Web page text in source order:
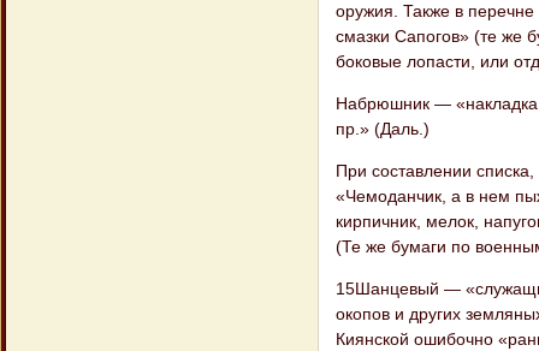
оружия. Также в
смазки Сапогов» (те же
боковые лопасти, или
Набрюшник — «накладка
пр.» (Даль.)
При составлении
«Чемоданчик, а в нем
кирпичник, мелок,
(Те же бумаги по
15Шанцевый —
окопов и других
Киянской ошибочно